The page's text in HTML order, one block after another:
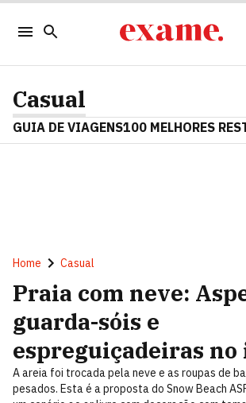
Casual
GUIA DE VIAGENS100 MELHORES
Home Casual
Praia com neve:
guarda-sóis e
espreguiçadeiras
A areia foi trocada pela neve e as roupas de
pesados. Esta é a proposta do Snow Beach